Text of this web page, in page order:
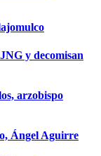
y decomisan
arzobispo
Ángel Aguirre